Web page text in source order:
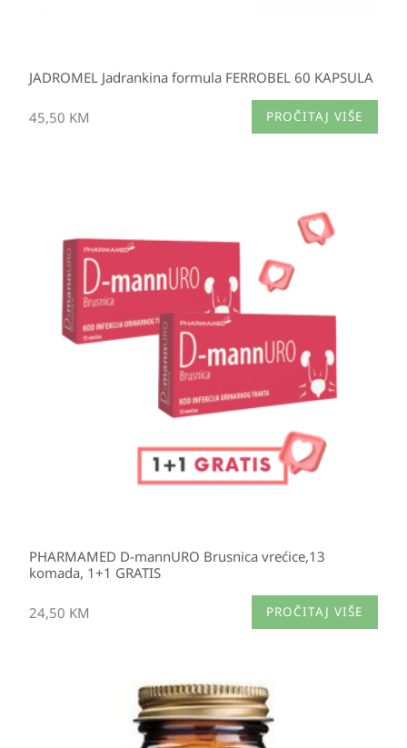
JADROMEL Jadrankina formula FERROBEL 60 KAPSULA
45,50 KM PROČITAJ VIŠE
PHARMAMED D-mannURO Brusnica vrećice,13
komada, 1+1 GRATIS
24,50 KM PROČITAJ VIŠE